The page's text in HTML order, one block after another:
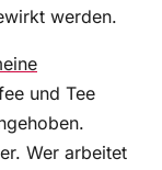
werden.
und Tee
Wer arbeitet